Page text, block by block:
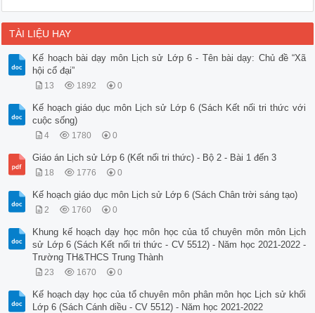
TÀI LIỆU HAY
Kế hoạch bài dạy môn Lịch sử Lớp 6 - Tên bài dạy: Chủ đề “Xã
hội cổ đại”
13 1892 0
Kế hoạch giáo dục môn Lịch sử Lớp 6 (Sách Kết nối tri thức với
cuộc sống)
4 1780 0
Giáo án Lịch sử Lớp 6 (Kết nối tri thức) - Bộ 2 - Bài 1 đến 3
18 1776 0
Kế hoạch giáo dục môn Lịch sử Lớp 6 (Sách Chân trời sáng tạo)
2 1760 0
Khung kế hoạch dạy học môn học của tổ chuyên môn môn Lịch
sử Lớp 6 (Sách Kết nối tri thức - CV 5512) - Năm học 2021-2022 -
Trường TH&THCS Trung Thành
23 1670 0
Kế hoạch dạy học của tổ chuyên môn phân môn học Lịch sử khối
Lớp 6 (Sách Cánh diều - CV 5512) - Năm học 2021-2022